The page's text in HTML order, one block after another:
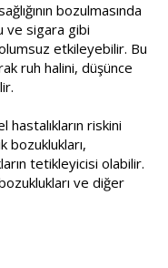
bozulmasında
ve sigara gibi
olumsuz etkileyebilir. Bu
ruh halini, düşünce
hastalıkların riskini
bozuklukları,
tetikleyicisi olabilir.
ve diğer